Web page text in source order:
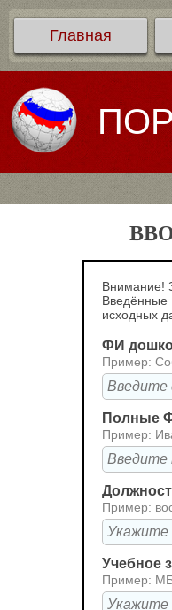
Главная
Внимание!
Введённые
исходных
ФИ
Пример:
Полные
Пример:
Пример:
Учебное
Пример: